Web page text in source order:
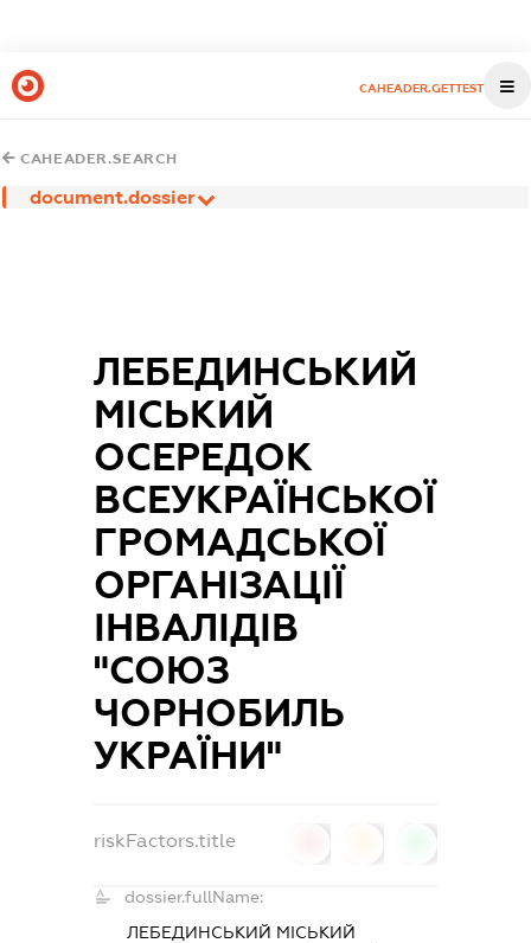
CAHEADER.GETTEST
CAHEADER.SEARCH
document.dossier
ЛЕБЕДИНСЬКИЙ
МІСЬКИЙ
ОСЕРЕДОК
ВСЕУКРАЇНСЬКОЇ
ГРОМАДСЬКОЇ
ОРГАНІЗАЦІЇ
ІНВАЛІДІВ
"СОЮЗ
ЧОРНОБИЛЬ
УКРАЇНИ"
riskFactors.title
dossier.fullName:
ЛЕБЕДИНСЬКИЙ МІСЬКИЙ